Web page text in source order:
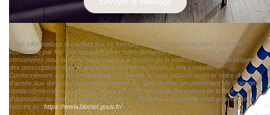
« Les informations recueillies sur ce formulaire sont enregistrées dans un fichier
informatisé par My Cocoon pour gérer votre demande de contact. Elles sont
conservées pour la durée nécessaire à la gestion de la relation client dans le respect
des prescriptions légales applicables et sont destinées à nos conseillers
Conformément à la loi « informatique et libertés », vous pouvez exercer votre droit
d'accès aux données vous concernant et les faire rectifier en contactant My Cocoon
contact@mycocoon-lyon.com. Nous vous informons de l'existence de la liste
d'opposition au démarchage téléphonique « Bloctel », sur laquelle vous pouvez vous
inscrire ici :https://www.bloctel.gouv.fr/»